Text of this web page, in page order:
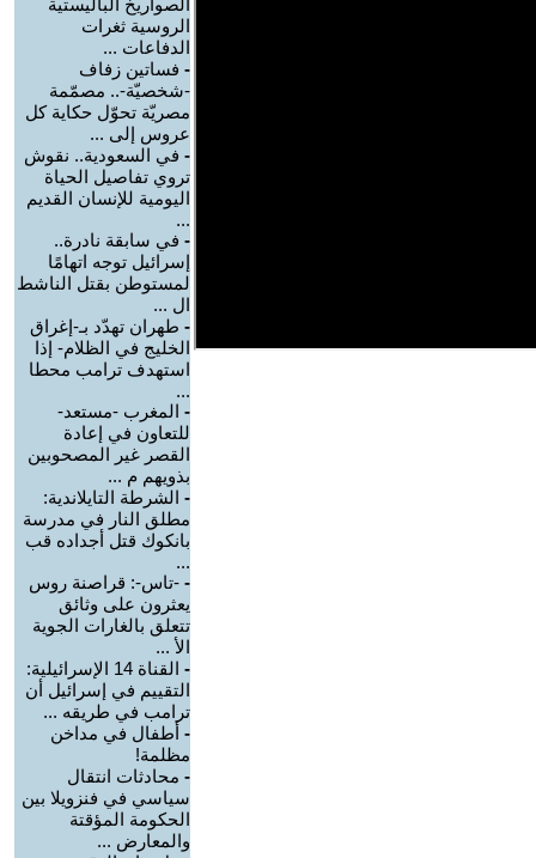
الصواريخ الباليستية
الروسية ثغرات
الدفاعات ...
- فساتين زفاف
-شخصيّة-.. مصمّمة
مصريّة تحوّل حكاية كل
عروس إلى ...
- في السعودية.. نقوش
تروي تفاصيل الحياة
اليومية للإنسان القديم
...
- في سابقة نادرة..
إسرائيل توجه اتهامًا
لمستوطن بقتل الناشط
ال ...
- طهران تهدّد بـ-إغراق
الخليج في الظلام- إذا
استهدف ترامب محطا
...
- المغرب -مستعد-
للتعاون في إعادة
القصر غير المصحوبين
بذويهم م ...
- الشرطة التايلاندية:
مطلق النار في مدرسة
بانكوك قتل أجداده قب
...
- -تاس-: قراصنة روس
يعثرون على وثائق
تتعلق بالغارات الجوية
الأ ...
-
القناة 14 الإسرائيلية:
التقييم في إسرائيل أن
ترامب في طريقه ...
- أطفال في مداخن
مظلمة!
- محادثات انتقال
سياسي في فنزويلا بين
الحكومة المؤقتة
والمعارض ...